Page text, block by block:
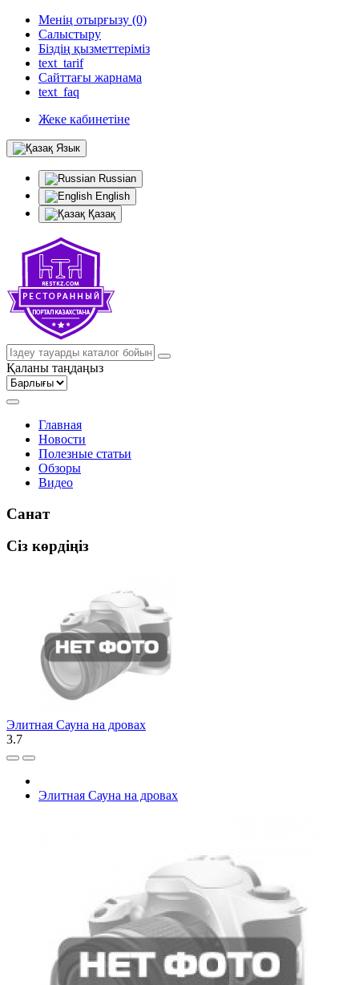
Менің отырғызу (0)
Салыстыру
Біздің қызметтеріміз
text_tarif
Сайттағы жарнама
text_faq
Жеке кабинетіне
Язык
Russian
English
Қазақ
Қаланы таңдаңыз
Главная
Новости
Полезные статьи
Обзоры
Видео
Санат
Сіз көрдіңіз
Элитная Сауна на дровах
3.7
Элитная Сауна на дровах